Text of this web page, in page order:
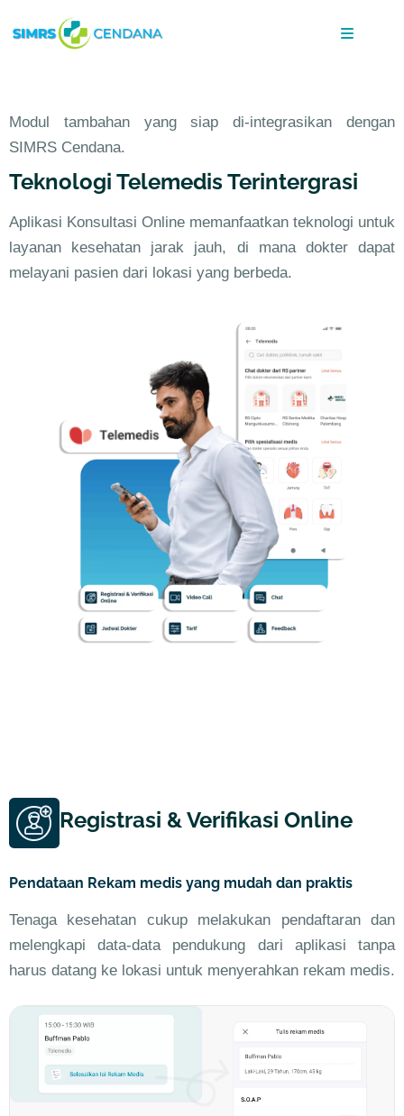
Modul tambahan yang siap di-integrasikan dengan
SIMRS Cendana.
Teknologi Telemedis Terintergrasi
Aplikasi Konsultasi Online memanfaatkan teknologi untuk
layanan kesehatan jarak jauh, di mana dokter dapat
melayani pasien dari lokasi yang berbeda.
Registrasi & Verifikasi Online
Pendataan Rekam medis yang mudah dan praktis
Tenaga kesehatan cukup melakukan pendaftaran dan
melengkapi data-data pendukung dari aplikasi tanpa
harus datang ke lokasi untuk menyerahkan rekam medis.